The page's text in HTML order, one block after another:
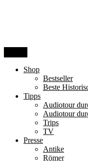
Shop
Bestseller
Beste
Tipps
Audiotour
Audiotour
Trips
TV
Presse
Antike
Römer